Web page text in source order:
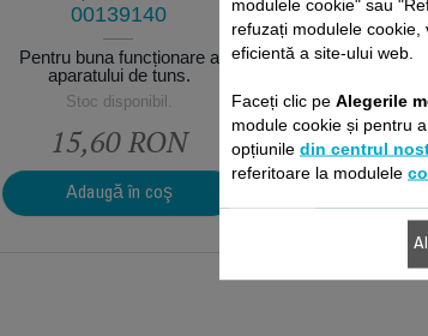
00139140
Pentru buna funcționare a
aparatului de tuns.
Stoc disponibil.
15,60 RON
Adaugă în coş
X4 CS-
Alegeți
refuzați modulele
eficientă a site-ului web.
Faceți clic pe Alegerile
module cookie și pentru
opțiunile din centrul
referitoare la modulele